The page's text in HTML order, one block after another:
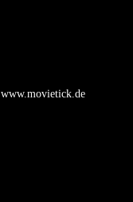
www.movietick.de